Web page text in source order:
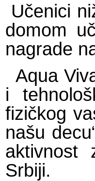
Učenici
domom
nagrade
Aqua
i
fizičkog
našu
aktivnost
Srbiji.